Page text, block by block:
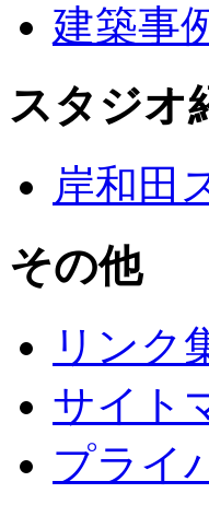
建築事
スタジオ
岸和田
その他
リンク
サイト
プライ